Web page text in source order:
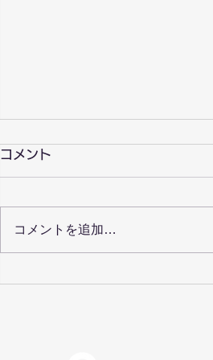
ゆりいかカリンバサークルを
コメント
コメントを追加…